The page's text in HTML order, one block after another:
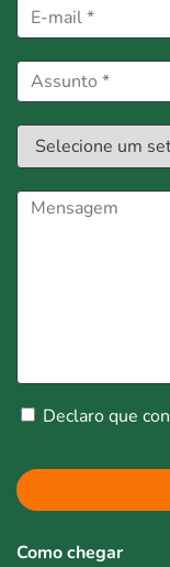
Declaro que
Como chegar